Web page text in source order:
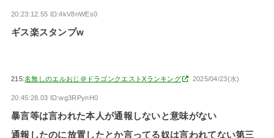
20:23:12.55 ID:4kV8nWEs0
ギス楽スタンプw
215:名無しのエルおじ＠ドラゴンクエストXランキング 2025/04/23(水)
20:45:28.03 ID:wg3RPynH0
暴言等は言われた本人が通報しないと意味がない
通報したのに放置したとか言ってる奴は言われてない第三